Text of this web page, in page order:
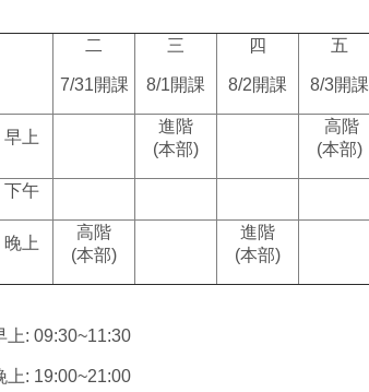
二
7/31開課
三
8/1開課
四
8/2開課
五
8/3開課
早上
進階
(本部)
高階
(本部)
下午
晚上
高階
(本部)
進階
(本部)
上: 09:30~11:30
上: 19:00~21:00